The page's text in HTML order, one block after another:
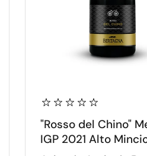
"Rosso del Chino"
IGP 2021 Alto